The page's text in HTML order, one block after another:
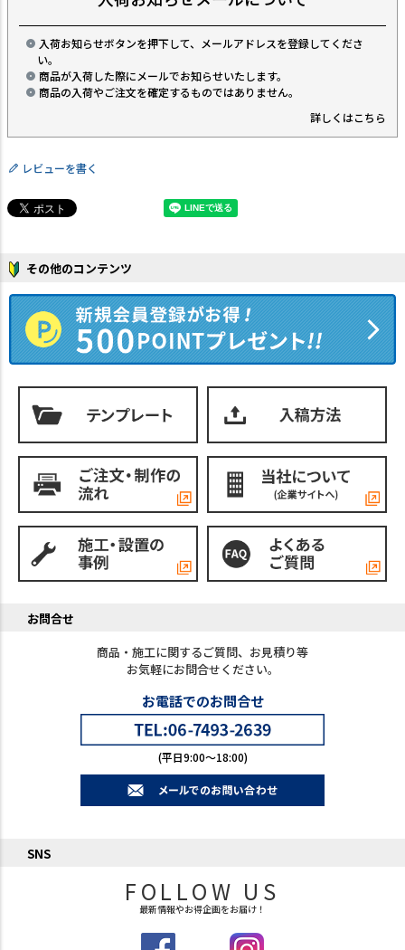
入荷お知らせボタンを押下して、メールアドレスを登録してくださ
い。
商品が入荷した際にメールでお知らせいたします。
商品の入荷やご注文を確定するものではありません。
詳しくはこちら
レビューを書く
その他のコンテンツ
お問合せ
商品・施工に関するご質問、お見積り等
お気軽にお問合せください。
お電話でのお問合せ
(平日9:00～18:00)
SNS
FOLLOW US
最新情報やお得企画をお届け！